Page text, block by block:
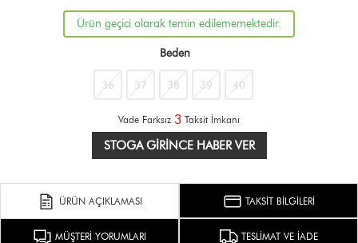
Ürün geçici olarak temin edilememektedir.
Beden
36 37 38 39 40
Vade Farksız 3 Taksit İmkanı
STOGA GIRINCE HABER VER
ÜRÜN AÇIKLAMASI TAKSİT BİLGİLERİ
MÜŞTERİ YORUMLARI TESLİMAT VE İADE